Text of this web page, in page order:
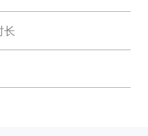
长